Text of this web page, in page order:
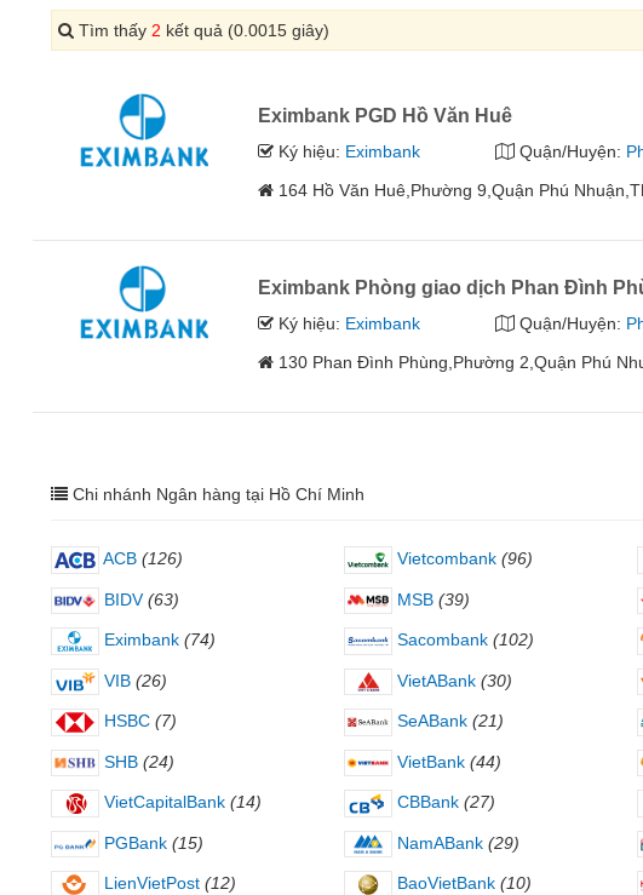
Tìm thấy 2 kết quả (0.0015 giây)
Eximbank PGD Hồ Văn Huê
Ký hiệu: Eximbank Quận/Huyện:
164 Hồ Văn Huê,Phường 9,Quận Phú
Eximbank Phòng giao dịch Phan Đình
Ký hiệu: Eximbank Quận/Huyện:
130 Phan Đình Phùng,Phường 2,Quận Phú
Chi nhánh Ngân hàng tại Hồ Chí Minh
ACB (126) Vietcombank (96)
BIDV (63) MSB (39)
Eximbank (74) Sacombank (102)
VIB (26) VietABank (30)
HSBC (7) SeABank (21)
SHB (24) VietBank (44)
VietCapitalBank (14) CBBank (27)
PGBank (15) NamABank (29)
LienVietPost (12) BaoVietBank (10)